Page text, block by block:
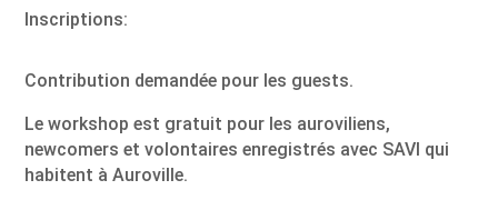
Inscriptions:
Contribution demandée pour les guests.
Le workshop est gratuit pour les auroviliens,
newcomers et volontaires enregistrés avec SAVI qui
habitent à Auroville.